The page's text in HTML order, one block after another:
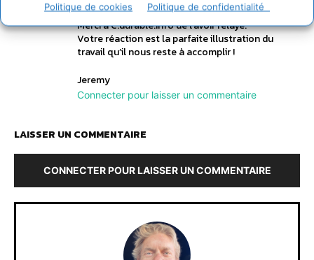
Politique de cookies Politique de confidentialité
à la compensation carbone et les écueils à éviter.
Merci à C.durable.info de l’avoir relayé.
Votre réaction est la parfaite illustration du
travail qu’il nous reste à accomplir !
Jeremy
Connecter pour laisser un commentaire
LAISSER UN COMMENTAIRE
CONNECTER POUR LAISSER UN COMMENTAIRE